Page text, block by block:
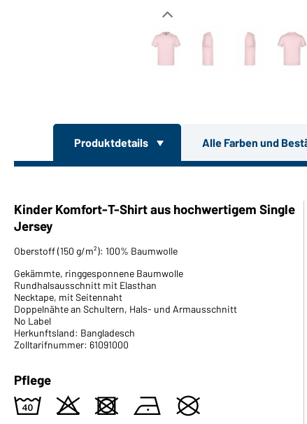
Produktdetails Alle Farben und
Kinder Komfort-T-Shirt aus hochwertigem Single
Jersey
Oberstoff (150 g/m²): 100% Baumwolle
Gekämmte, ringgesponnene Baumwolle
Rundhalsausschnitt mit Elasthan
Necktape, mit Seitennaht
Doppelnähte an Schultern, Hals- und Armausschnitt
No Label
Herkunftsland: Bangladesch
Zolltarifnummer: 61091000
Pflege
8 o d n U